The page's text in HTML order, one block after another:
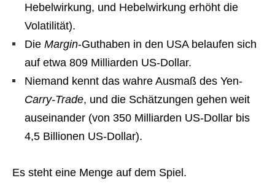
Hebelwirkung, und Hebelwirkung erhöht die
Volatilität).
Die Margin-Guthaben in den USA belaufen sich
auf etwa 809 Milliarden US-Dollar.
Niemand kennt das wahre Ausmaß des Yen-
Carry-Trade, und die Schätzungen gehen weit
auseinander (von 350 Milliarden US-Dollar bis
4,5 Billionen US-Dollar).
Es steht eine Menge auf dem Spiel.